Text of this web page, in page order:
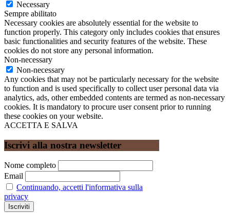
Necessary
Sempre abilitato
Necessary cookies are absolutely essential for the website to
function properly. This category only includes cookies that ensures
basic functionalities and security features of the website. These
cookies do not store any personal information.
Non-necessary
Non-necessary
Any cookies that may not be particularly necessary for the website
to function and is used specifically to collect user personal data via
analytics, ads, other embedded contents are termed as non-necessary
cookies. It is mandatory to procure user consent prior to running
these cookies on your website.
ACCETTA E SALVA
Iscrivi alla nostra newsletter
Nome completo
Email
Continuando, accetti l'informativa sulla
privacy